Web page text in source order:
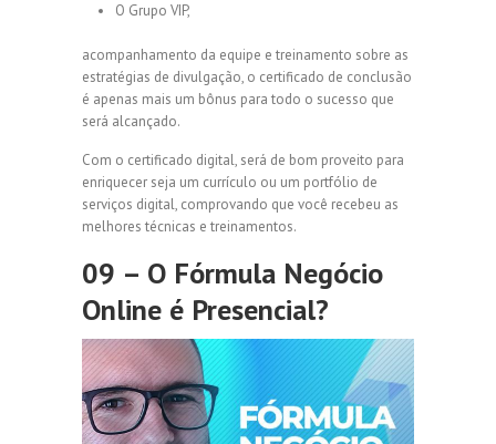
O Grupo VIP,
acompanhamento da equipe e treinamento sobre as
estratégias de divulgação, o certificado de conclusão
é apenas mais um bônus para todo o sucesso que
será alcançado.
Com o certificado digital, será de bom proveito para
enriquecer seja um currículo ou um portfólio de
serviços digital, comprovando que você recebeu as
melhores técnicas e treinamentos.
09 – O Fórmula Negócio
Online é Presencial?